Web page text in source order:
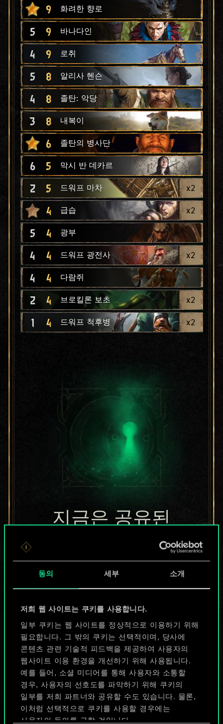
동의 세부 소개
저희 웹 사이트는 쿠키를 사용합니다.
일부 쿠키는 웹 사이트를 정상적으로 이용하기 위해
필요합니다. 그 밖의 쿠키는 선택적이며, 당사에
콘텐츠 관련 기술적 피드백을 제공하여 사용자의
웹사이트 이용 환경을 개선하기 위해 사용됩니다.
예를 들어, 소셜 미디어를 통해 사용자와 소통할
경우, 사용자의 선호도를 파악하기 위해 쿠키의
일부를 저희 파트너와 공유할 수도 있습니다. 물론,
이처럼 선택적으로 쿠키를 사용할 경우에는
사용자의 동의를 구할 것입니다.
9 화려한 향로
5 9 바나다인
4 9 로취
5 8 알리사 헨슨
4 8 졸탄: 악당
3 8 내복이
6 졸탄의 병사단
6 5 막시 반 데카르
2 5 드워프 마차 x2
4 급습 x2
5 4 광부
4 4 드워프 광전사 x2
4 4 다람쥐
2 4 브로킬론 보초 x2
1 4 드워프 척후병 x2
지금은 공유된
카드들에 지나지
않지만
무궁무진한
가능성을 가지고
있습니다!
덱 이름 짓기 & 가이드 작성하기
덱 편집